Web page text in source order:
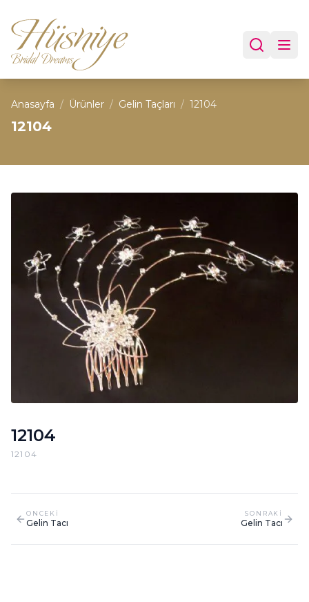
Anasayfa / Ürünler / Gelin Taçları / 12104
12104
12104
12104
ONCEKI
Gelin Tacı
SONRAKI
Gelin Tacı